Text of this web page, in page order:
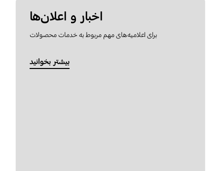
اخبار و اعلان‌ها
برای اعلامیه‌های مهم مربوط به خدمات محصولات
بیشتر بخوانید